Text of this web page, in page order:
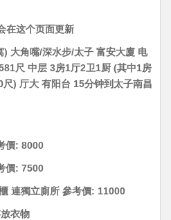
在这个页面更新
大角嘴/深水步/太子 富安大廈 电
尺 中层 3房1厅2卫1厨 (其中1房
) 厅大 有阳台 15分钟到太子南昌
價: 8000
價: 7500
連獨立廁所 參考價: 11000
衣物